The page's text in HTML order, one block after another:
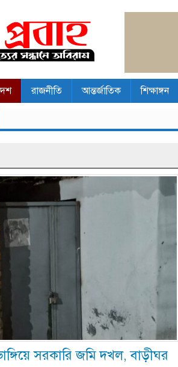
রাজনীতি আন্তর্জাতিক শিক্ষাঙ্গন
সরকারি জমি দখল, বাড়ীঘর